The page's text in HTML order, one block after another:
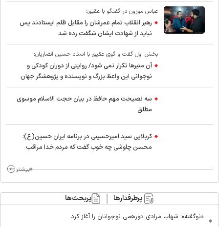
عباس موزون در گفتگو با عقیق:
رهبر انقلاب تمام عمرشان را مقابل ظلم ایستادند پس
نباید از شهادت ایشان شگفت زده شد
بخش اول گفت و گوی عقیق با استاد حسین انصاریان:
آن منبرها تکرار نمی شود/ روایتی از دوران کودکی و
نوجوانی این واعظ بزرگ و نویسنده و پژوهشگر جهان
اسلام
سه نصیحت مهم حافظ در بیان حجت الاسلام موسوی
مطلق
کربلایی سید امیر‌حسینی در برنامه ایران حسین(ع):
محسن چاوشی چه خوب گفت که مردم خدا مراقب
بیشتر
پرطرفدارها پربحث‌ها
«نوگفته»؛ شهاب مرادی دورهمی نوجوانان را آغاز کرد